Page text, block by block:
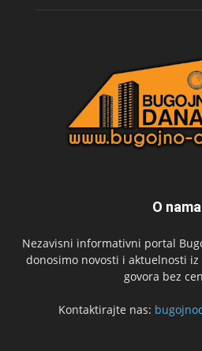
O nama
Nezavisni informativni portal
donosimo novosti i aktuelnosti
govora bez
Kontaktirajte nas: